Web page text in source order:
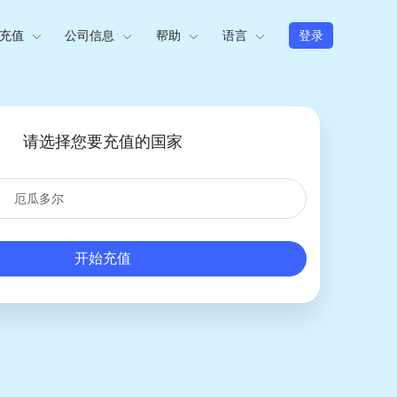
值 公司信息 帮助 语言 登录
请选择您要充值的国家
开始充值